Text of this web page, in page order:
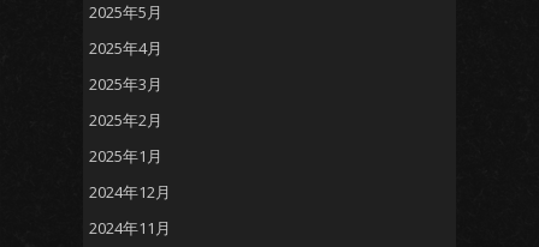
2025年5月
2025年4月
2025年3月
2025年2月
2025年1月
2024年12月
2024年11月